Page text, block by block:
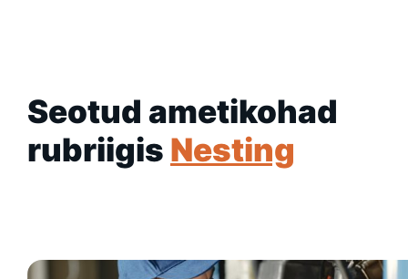
Seotud ametikohad
rubriigis Nesting